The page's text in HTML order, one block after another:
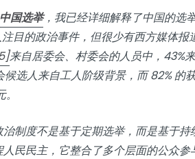
中国选举，我已经详细解释了中国的选
目的政治事件，但很少有西方媒体
来自居委会、村委会的人员中，43%
候选人来自工人阶级背景，而 82% 的
制度不是基于定期选举，而是基于
民民主，它整合了多个层面的公众